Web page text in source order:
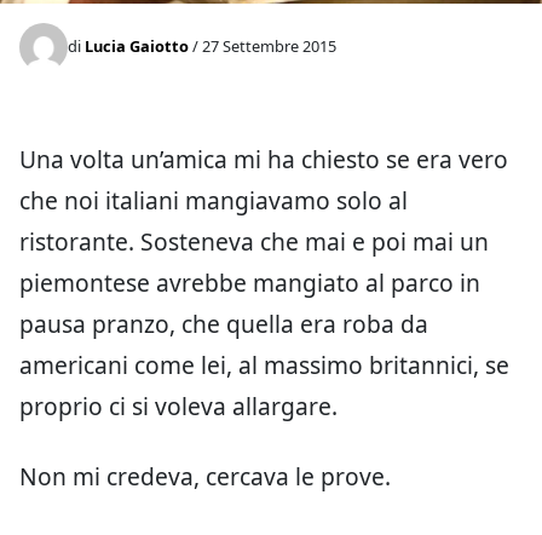
di Lucia Gaiotto/ 27 Settembre 2015
Una volta un’amica mi ha chiesto se era vero
che noi italiani mangiavamo solo al
ristorante. Sosteneva che mai e poi mai un
piemontese avrebbe mangiato al parco in
pausa pranzo, che quella era roba da
americani come lei, al massimo britannici, se
proprio ci si voleva allargare.
Non mi credeva, cercava le prove.